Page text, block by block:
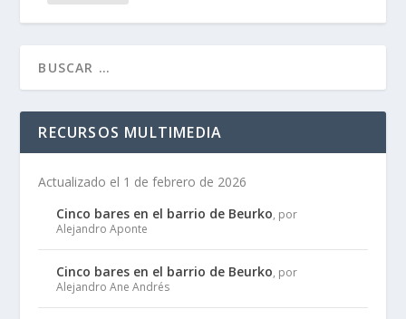
RECURSOS MULTIMEDIA
Actualizado el 1 de febrero de 2026
Cinco bares en el barrio de Beurko, por
Alejandro Aponte
Cinco bares en el barrio de Beurko, por
Alejandro Ane Andrés